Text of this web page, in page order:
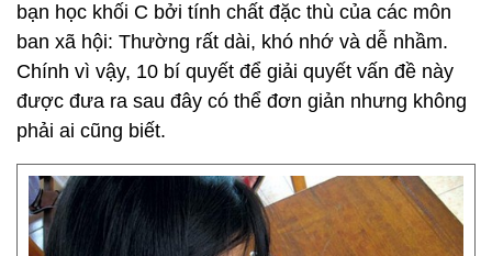
bạn học khối C bởi tính chất đặc thù của các môn
ban xã hội: Thường rất dài, khó nhớ và dễ nhầm.
Chính vì vậy, 10 bí quyết để giải quyết vấn đề này
được đưa ra sau đây có thể đơn giản nhưng không
phải ai cũng biết.